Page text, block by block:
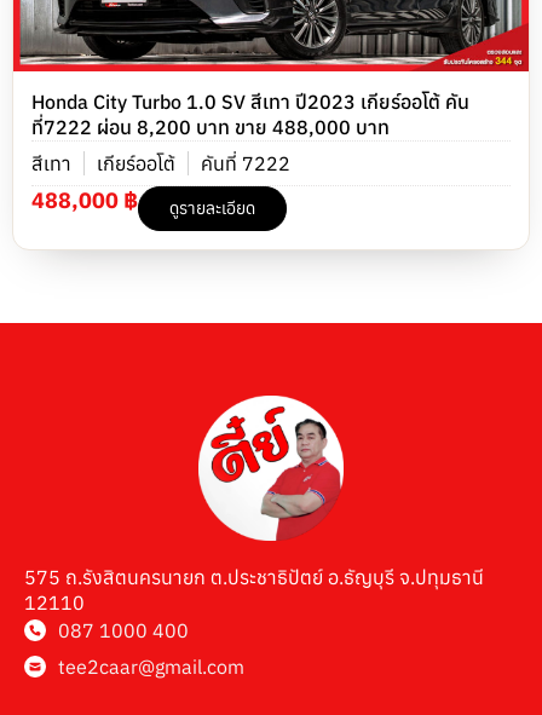
Honda City Turbo 1.0 SV สีเทา ปี2023 เกียร์ออโต้ คัน
ที่7222 ผ่อน 8,200 บาท ขาย 488,000 บาท
สีเทา
เกียร์ออโต้ คันที่ 7222
488,000 ฿ ดูรายละเอียด
575 ถ.รังสิตนครนายก ต.ประชาธิปัตย์ อ.ธัญบุรี จ.ปทุมธานี
12110
087 1000 400
tee2caar@gmail.com